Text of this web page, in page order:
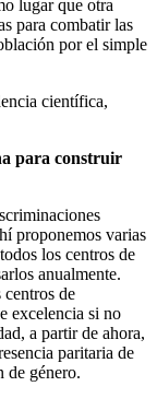
lugar que otra
para combatir las
por el simple
científica,
para construir
proponemos varias
los centros de
anualmente.
de
excelencia si no
a partir de ahora,
paritaria de
de género.